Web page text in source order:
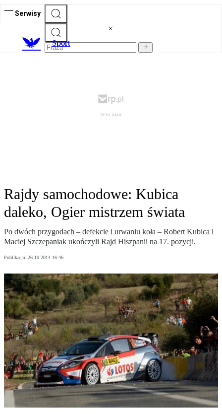
Serwisy
Sport
Rajdy samochodowe: Kubica
daleko, Ogier mistrzem świata
Po dwóch przygodach – defekcie i urwaniu koła – Robert Kubica i
Maciej Szczepaniak ukończyli Rajd Hiszpanii na 17. pozycji.
Publikacja: 26.10.2014 16:46